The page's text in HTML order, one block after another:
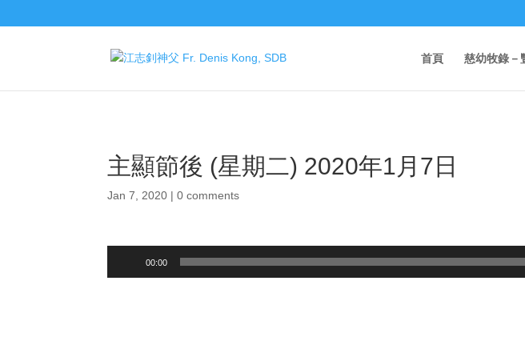
首頁 慈幼牧錄－
主顯節後 (星期二) 2020年1月7日
Jan 7, 2020 |0 comments
00:00